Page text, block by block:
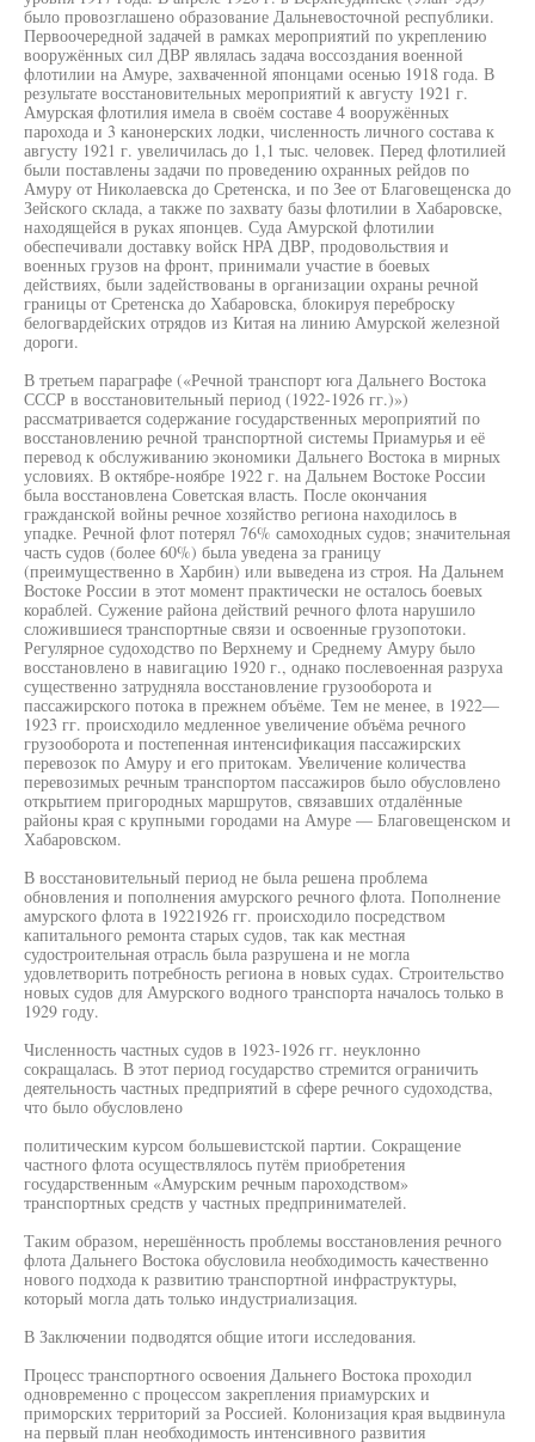
было провозглашено образование Дальневосточной республики.
Первоочередной задачей в рамках мероприятий по укреплению
вооружённых сил ДВР являлась задача воссоздания военной
флотилии на Амуре, захваченной японцами осенью 1918 года. В
результате восстановительных мероприятий к августу 1921 г.
Амурская флотилия имела в своём составе 4 вооружённых
парохода и 3 канонерских лодки, численность личного состава к
августу 1921 г. увеличилась до 1,1 тыс. человек. Перед флотилией
были поставлены задачи по проведению охранных рейдов по
Амуру от Николаевска до Сретенска, и по Зее от Благовещенска до
Зейского склада, а также по захвату базы флотилии в Хабаровске,
находящейся в руках японцев. Суда Амурской флотилии
обеспечивали доставку войск НРА ДВР, продовольствия и
военных грузов на фронт, принимали участие в боевых
действиях, были задействованы в организации охраны речной
границы от Сретенска до Хабаровска, блокируя переброску
белогвардейских отрядов из Китая на линию Амурской железной
дороги.
В третьем параграфе («Речной транспорт юга Дальнего Востока
СССР в восстановительный период (1922-1926 гг.)»)
рассматривается содержание государственных мероприятий по
восстановлению речной транспортной системы Приамурья и её
перевод к обслуживанию экономики Дальнего Востока в мирных
условиях. В октябре-ноябре 1922 г. на Дальнем Востоке России
была восстановлена Советская власть. После окончания
гражданской войны речное хозяйство региона находилось в
упадке. Речной флот потерял 76% самоходных судов; значительная
часть судов (более 60%) была уведена за границу
(преимущественно в Харбин) или выведена из строя. На Дальнем
Востоке России в этот момент практически не осталось боевых
кораблей. Сужение района действий речного флота нарушило
сложившиеся транспортные связи и освоенные грузопотоки.
Регулярное судоходство по Верхнему и Среднему Амуру было
восстановлено в навигацию 1920 г., однако послевоенная разруха
существенно затрудняла восстановление грузооборота и
пассажирского потока в прежнем объёме. Тем не менее, в 1922—
1923 гг. происходило медленное увеличение объёма речного
грузооборота и постепенная интенсификация пассажирских
перевозок по Амуру и его притокам. Увеличение количества
перевозимых речным транспортом пассажиров было обусловлено
открытием пригородных маршрутов, связавших отдалённые
районы края с крупными городами на Амуре — Благовещенском и
Хабаровском.
В восстановительный период не была решена проблема
обновления и пополнения амурского речного флота. Пополнение
амурского флота в 19221926 гг. происходило посредством
капитального ремонта старых судов, так как местная
судостроительная отрасль была разрушена и не могла
удовлетворить потребность региона в новых судах. Строительство
новых судов для Амурского водного транспорта началось только в
1929 году.
Численность частных судов в 1923-1926 гг. неуклонно
сокращалась. В этот период государство стремится ограничить
деятельность частных предприятий в сфере речного судоходства,
что было обусловлено
политическим курсом большевистской партии. Сокращение
частного флота осуществлялось путём приобретения
государственным «Амурским речным пароходством»
транспортных средств у частных предпринимателей.
Таким образом, нерешённость проблемы восстановления речного
флота Дальнего Востока обусловила необходимость качественно
нового подхода к развитию транспортной инфраструктуры,
который могла дать только индустриализация.
В Заключении подводятся общие итоги исследования.
Процесс транспортного освоения Дальнего Востока проходил
одновременно с процессом закрепления приамурских и
приморских территорий за Россией. Колонизация края выдвинула
на первый план необходимость интенсивного развития